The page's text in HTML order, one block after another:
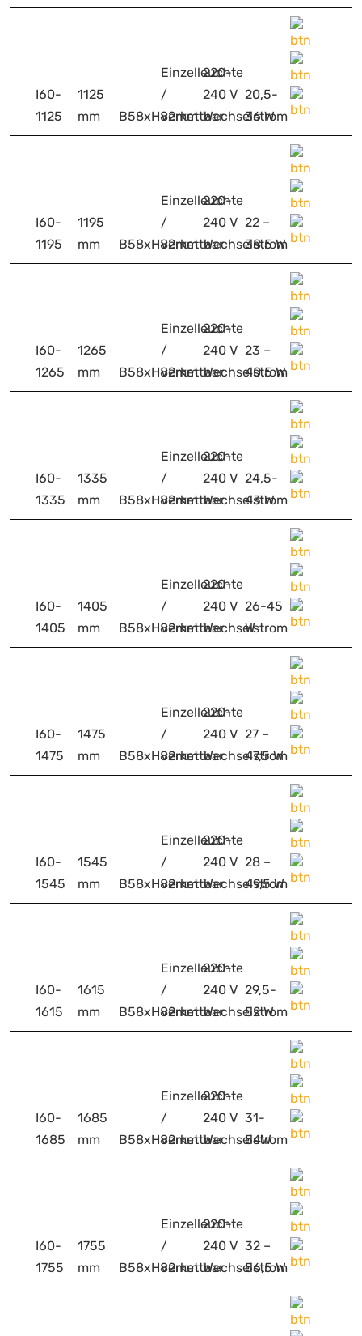
I60-
1125
1125
mm
B58xH82mm
Einzelleuchte
/
verkettbar
220-
240 V
Wechselstrom
20,5-
36 W
I60-
1195
1195
mm
B58xH82mm
Einzelleuchte
/
verkettbar
220-
240 V
Wechselstrom
22 –
38,5 W
I60-
1265
1265
mm
B58xH82mm
Einzelleuchte
/
verkettbar
220-
240 V
Wechselstrom
23 –
40,5 W
I60-
1335
1335
mm
B58xH82mm
Einzelleuchte
/
verkettbar
220-
240 V
Wechselstrom
24,5-
43 W
I60-
1405
1405
mm
B58xH82mm
Einzelleuchte
/
verkettbar
220-
240 V
Wechselstrom
26-45
W
I60-
1475
1475
mm
B58xH82mm
Einzelleuchte
/
verkettbar
220-
240 V
Wechselstrom
27 –
47,5 W
I60-
1545
1545
mm
B58xH82mm
Einzelleuchte
/
verkettbar
220-
240 V
Wechselstrom
28 –
49,5 W
I60-
1615
1615
mm
B58xH82mm
Einzelleuchte
/
verkettbar
220-
240 V
Wechselstrom
29,5-
52 W
I60-
1685
1685
mm
B58xH82mm
Einzelleuchte
/
verkettbar
220-
240 V
Wechselstrom
31-
54W
I60-
1755
1755
mm
B58xH82mm
Einzelleuchte
/
verkettbar
220-
240 V
Wechselstrom
32 –
56,5 W